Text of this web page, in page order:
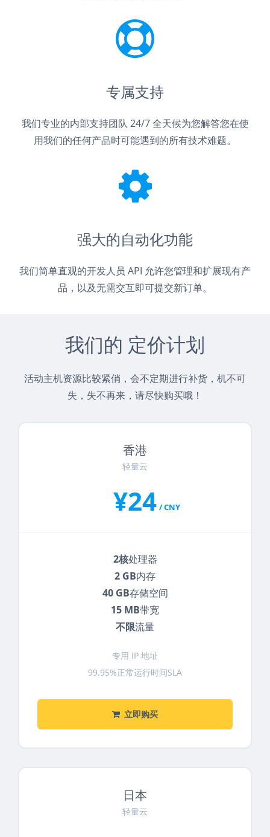
专属支持
我们专业的内部支持团队 24/7 全天候为您解答您在使
用我们的任何产品时可能遇到的所有技术难题。
强大的自动化功能
我们简单直观的开发人员 API 允许您管理和扩展现有产
品，以及无需交互即可提交新订单。
我们的 定价计划
活动主机资源比较紧俏，会不定期进行补货，机不可
失，失不再来，请尽快购买哦！
香港
轻量云
¥24 / CNY
2核处理器
2 GB内存
40 GB存储空间
15 MB带宽
不限流量
专用 IP 地址
99.95%正常运行时间SLA
立即购买
日本
轻量云